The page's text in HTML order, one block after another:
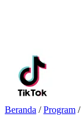
Beranda / Program /